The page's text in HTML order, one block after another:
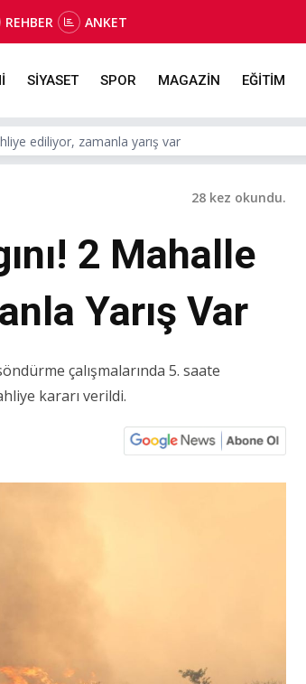
REHBER ANKET
SİYASET SPOR MAGAZİN EĞİTİM
ediliyor, zamanla yarış var
28 kez okundu.
2 Mahalle
Yarış Var
çalışmalarında 5. saate
kararı verildi.